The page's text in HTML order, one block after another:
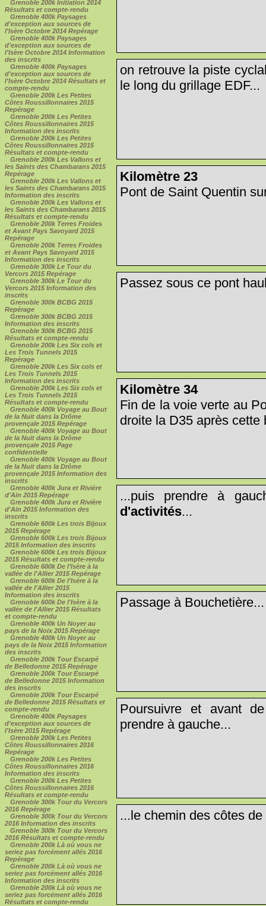
Grenoble 200k Initiation 2014
Résultats et compte-rendu
Grenoble 400k Paysages
d'exception aux sources de
l'Isère Octobre 2014 Repérage
Grenoble 400k Paysages
d'exception aux sources de
l'Isère Octobre 2014 Information
des inscrits
Grenoble 400k Paysages
d'exception aux sources de
l'Isère Octobre 2014 Résultats et
compte-rendu
Grenoble 200k Les Petites
Côtes Roussillonnaires 2015
Repérage
Grenoble 200k Les Petites
Côtes Roussillonnaires 2015
Information des inscrits
Grenoble 200k Les Petites
Côtes Roussillonnaires 2015
Résultats et compte-rendu
Grenoble 200k Les Vallons et
les Saints des Chambarans 2015
Repérage
Grenoble 200k Les Vallons et
les Saints des Chambarans 2015
Information des inscrits
Grenoble 200k Les Vallons et
les Saints des Chambarans 2015
Résultats et compte-rendu
Grenoble 200k Terres Froides
et Avant Pays Savoyard 2015
Repérage
Grenoble 200k Terres Froides
et Avant Pays Savoyard 2015
Information des inscrits
Grenoble 300k Le Tour du
Vercors 2015 Repérage
Grenoble 300k Le Tour du
Vercors 2015 Information des
inscrits
Grenoble 300k BCBG 2015
Repérage
Grenoble 300k BCBG 2015
Information des inscrits
Grenoble 300k BCBG 2015
Résultats et compte-rendu
Grenoble 200k Les Six cols et
Les Trois Tunnels 2015
Repérage
Grenoble 200k Les Six cols et
Les Trois Tunnels 2015
Information des inscrits
Grenoble 200k Les Six cols et
Les Trois Tunnels 2015
Résultats et compte-rendu
Grenoble 400k Voyage au Bout
de la Nuit dans la Drôme
provençale 2015 Repérage
Grenoble 400k Voyage au Bout
de la Nuit dans la Drôme
provençale 2015 Page
confidentielle
Grenoble 400k Voyage au Bout
de la Nuit dans la Drôme
provençale 2015 Information des
inscrits
Grenoble 400k Jura et Rivière
d'Ain 2015 Repérage
Grenoble 400k Jura et Rivière
d'Ain 2015 Information des
inscrits
Grenoble 600k Les trois Bijoux
2015 Repérage
Grenoble 600k Les trois Bijoux
2015 Information des inscrits
Grenoble 600k Les trois Bijoux
2015 Résultats et compte-rendu
Grenoble 600k De l'Isère à la
vallée de l'Allier 2015 Repérage
Grenoble 600k De l'Isère à la
vallée de l'Allier 2015
Information des inscrits
Grenoble 600k De l'Isère à la
vallée de l'Allier 2015 Résultats
et compte-rendu
Grenoble 400k Un Noyer au
pays de la Noix 2015 Repérage
Grenoble 400k Un Noyer au
pays de la Noix 2015 Information
des inscrits
Grenoble 200k Tour Escarpé
de Belledonne 2015 Repérage
Grenoble 200k Tour Escarpé
de Belledonne 2015 Information
des inscrits
Grenoble 200k Tour Escarpé
de Belledonne 2015 Résultats et
compte-rendu
Grenoble 400k Paysages
d'exception aux sources de
l'Isère 2015 Repérage
Grenoble 200k Les Petites
Côtes Roussillonnaires 2016
Repérage
Grenoble 200k Les Petites
Côtes Roussillonnaires 2016
Information des inscrits
Grenoble 200k Les Petites
Côtes Roussillonnaires 2016
Résultats et compte-rendu
Grenoble 300k Tour du Vercors
2016 Repérage
Grenoble 300k Tour du Vercors
2016 Information des inscrits
Grenoble 300k Tour du Vercors
2016 Résultats et compte-rendu
Grenoble 200k Là où vous ne
seriez pas forcément allés 2016
Repérage
Grenoble 200k Là où vous ne
seriez pas forcément allés 2016
Information des inscrits
Grenoble 200k Là où vous ne
seriez pas forcément allés 2016
Résultats et compte-rendu
on retrouve la piste
le long du grillage EDF...
Kilomètre 23
Pont de Saint Quentin
Passez sous ce pont
Kilomètre 34
Fin de la voie verte au
droite la D35 après cette
...puis prendre à
d'activités...
Passage à Bouchetière...
Poursuivre et avant
prendre à gauche...
...le chemin des côtes